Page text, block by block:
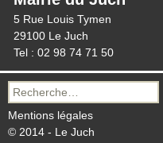
5 Rue Louis Tymen
29100 Le Juch
Tel : 02 98 74 71 50
Recherche
pour :
Mentions légales
© 2014 - Le Juch